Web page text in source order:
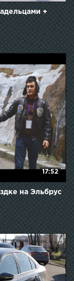
+
17:52
на Эльбрус